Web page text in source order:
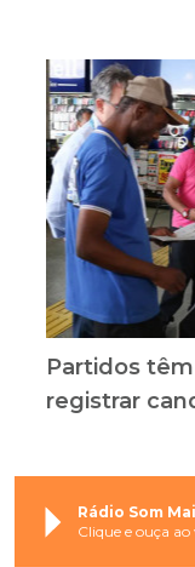
Partidos
registrar
Rádio Som
Clique e ouça